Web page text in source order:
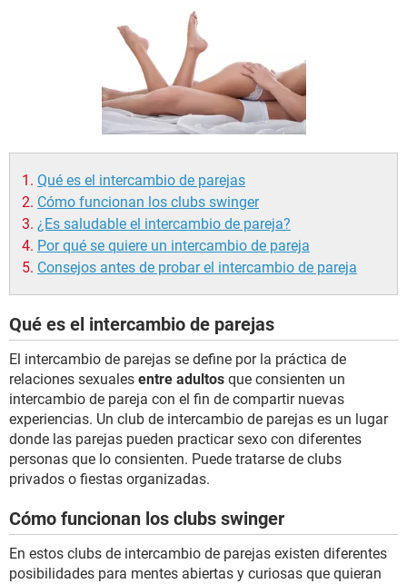
Qué es el intercambio de parejas
Cómo funcionan los clubs swinger
¿Es saludable el intercambio de pareja?
Por qué se quiere un intercambio de pareja
Consejos antes de probar el intercambio de pareja
Qué es el intercambio de parejas
El intercambio de parejas se define por la práctica de
relaciones sexuales entre adultos que consienten un
intercambio de pareja con el fin de compartir nuevas
experiencias. Un club de intercambio de parejas es un lugar
donde las parejas pueden practicar sexo con diferentes
personas que lo consienten. Puede tratarse de clubs
privados o fiestas organizadas.
Cómo funcionan los clubs swinger
En estos clubs de intercambio de parejas existen diferentes
posibilidades para mentes abiertas y curiosas que quieran